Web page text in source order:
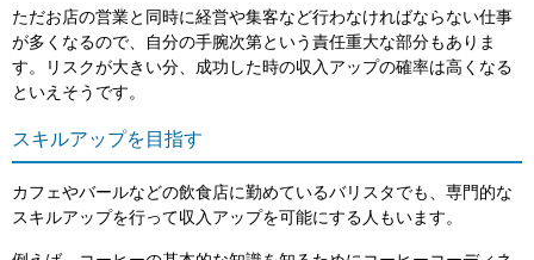
ただお店の営業と同時に経営や集客など行わなければならない仕事
が多くなるので、自分の手腕次第という責任重大な部分もありま
す。リスクが大きい分、成功した時の収入アップの確率は高くなる
といえそうです。
スキルアップを目指す
カフェやバールなどの飲食店に勤めているバリスタでも、専門的な
スキルアップを行って収入アップを可能にする人もいます。